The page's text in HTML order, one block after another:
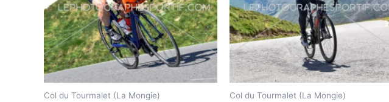
Col du Tourmalet (La Mongie) Col du Tourmalet (La Mongie)